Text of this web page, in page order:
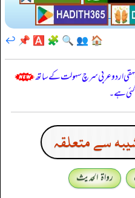
🏠
👥
🔍
🧩
🅰️
📌
↩️
اردو عربی سرچ سہولت کے ساتھ
ہے۔
سے متعلقہ
رواۃ الحدیث